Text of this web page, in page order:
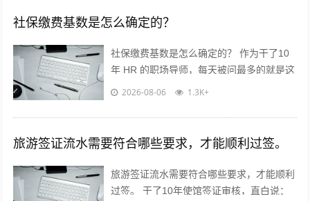
社保缴费基数是怎么确定的？
社保缴费基数是怎么确定的？ 作为干了10
年 HR 的职场导师，每天被问最多的就是这
个问题！今天不讲官话，全是求职者能直接
2026-08-06 1.3K+
旅游签证流水需要符合哪些要求，才能顺利过签。
旅游签证流水需要符合哪些要求，才能顺利
过签。 干了10年使馆签证审核，直白说：